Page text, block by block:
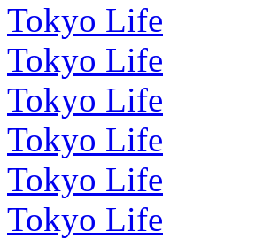
Tokyo Life
Tokyo Life
Tokyo Life
Tokyo Life
Tokyo Life
Tokyo Life